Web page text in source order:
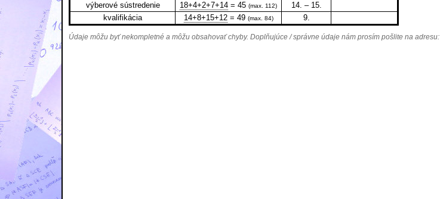
výberové sústredenie
18+4+2+7+14 = 45 (max. 112)
14. – 15.
kvalifikácia
14+8+15+12= 49 (max. 84) 9.
Údaje môžu byť nekompletné a môžu obsahovať chyby. Doplňujúce / správne údaje nám prosím pošlite na adresu: